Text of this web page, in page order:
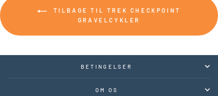
TILBAGE TIL TREK CHECKPOINT
GRAVELCYKLER
BETINGELSER
OM OS